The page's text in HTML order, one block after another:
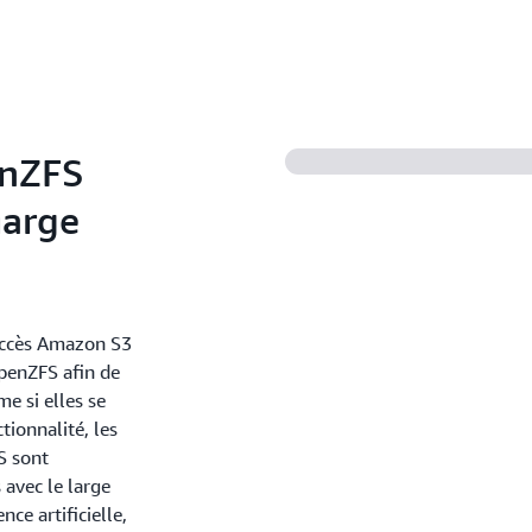
solutions DevOps, telles
Amazon S3
afin de
si elles se
les
sont
le large
artificielle,